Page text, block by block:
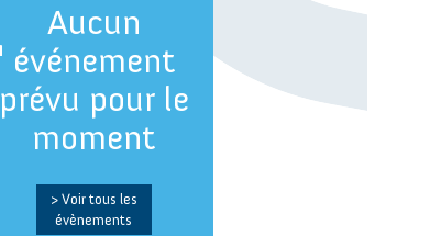
Aucun
événement
prévu pour le
moment
> Voir tous les
évènements